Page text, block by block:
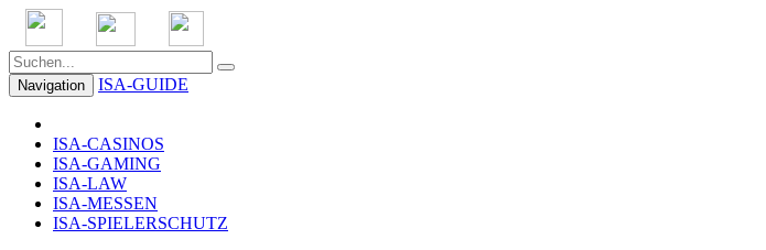
Navigation ISA-GUIDE
ISA-CASINOS
ISA-GAMING
ISA-LAW
ISA-MESSEN
ISA-SPIELERSCHUTZ